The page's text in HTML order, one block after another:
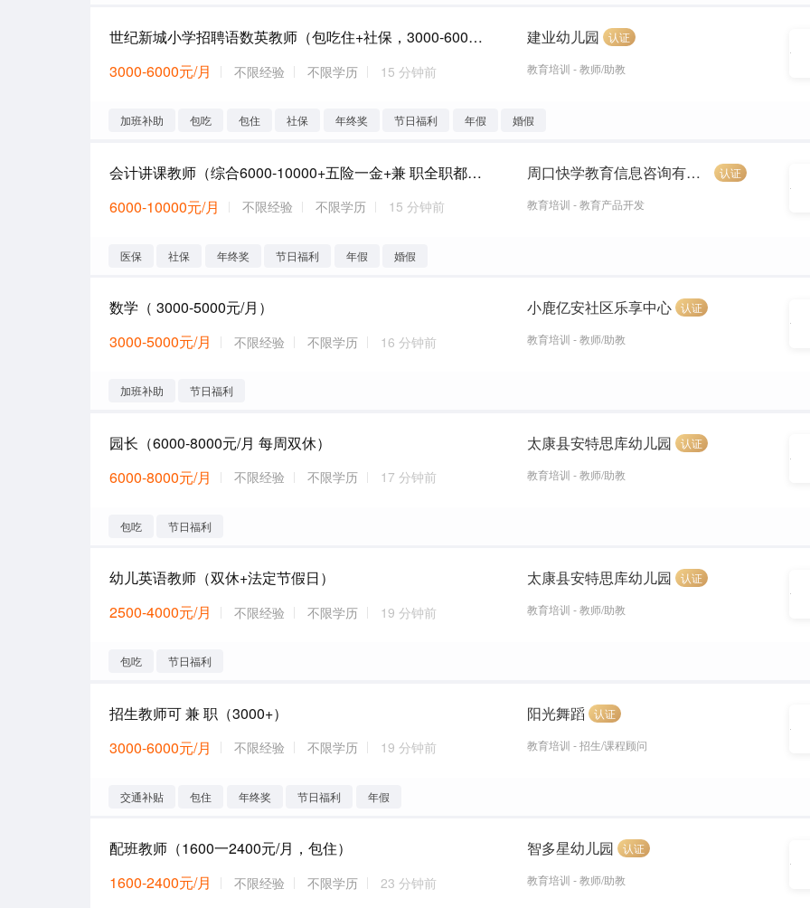
世纪新城小学招聘语数英教师（包吃住+社保，3000-6000元/月 ）
3000-6000元/月
不限经验 不限学历 15 分钟前
建业幼儿园 认证
教育培训 - 教师/助教
加班补助 包吃 包住 社保 年终奖 节日福利 年假 婚假
会计讲课教师（综合6000-10000+五险一金+兼 职全职都可以）
6000-10000元/月
不限经验 不限学历 15 分钟前
周口快学教育信息咨询有限公司太康分公司 认证
教育培训 - 教育产品开发
医保 社保 年终奖 节日福利 年假 婚假
数学（ 3000-5000元/月）
3000-5000元/月
不限经验 不限学历 16 分钟前
小鹿亿安社区乐享中心 认证
教育培训 - 教师/助教
加班补助 节日福利
园长（6000-8000元/月 每周双休）
6000-8000元/月
不限经验 不限学历 17 分钟前
太康县安特思库幼儿园 认证
教育培训 - 教师/助教
包吃 节日福利
幼儿英语教师（双休+法定节假日）
2500-4000元/月
不限经验 不限学历 19 分钟前
太康县安特思库幼儿园 认证
教育培训 - 教师/助教
包吃 节日福利
招生教师可 兼 职（3000+）
3000-6000元/月
不限经验 不限学历 19 分钟前
阳光舞蹈 认证
教育培训 - 招生/课程顾问
交通补贴 包住 年终奖 节日福利 年假
配班教师（1600一2400元/月，包住）
1600-2400元/月
不限经验 不限学历 23 分钟前
智多星幼儿园 认证
教育培训 - 教师/助教